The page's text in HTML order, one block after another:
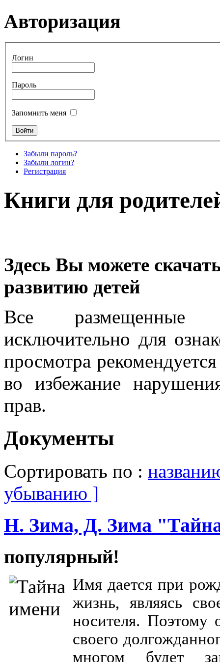
Авторизация
Логин
Пароль
Запомнить меня
Забыли пароль?
Забыли логин?
Регистрация
Книги для
Здесь Вы можете
развитию детей
Все размещенные
исключительно для
просмотра
во избежание
прав.
Документы
Сортировать по :
убыванию ]
Н. Зима, Д. Зима
популярный!
Имя дается при
жизнь, являясь
носителя. Поэтому
своего
многом будет